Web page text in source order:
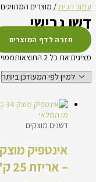
עמוד הבית/ מוצרים
דשן גבישי
חזרה לדף המוצרים
מציגים את כל ⁦2⁩ התוצאות
מן המלאי
דשנים מוצקים
– אריזת 25 ק"ג